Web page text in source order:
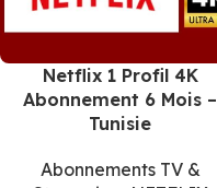
Netflix 1 Profil 4K
Abonnement 6 Mois –
Tunisie
Abonnements TV &